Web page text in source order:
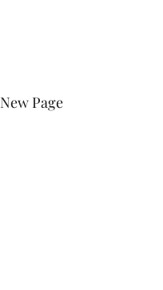
New Page